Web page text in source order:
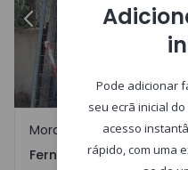
Anterior
Fernão Ferro, Setúbal
Moradia Geminada
Fernão Ferro, Setúbal
Pode adicionar
seu ecrã inicial
acesso
rápido, com uma